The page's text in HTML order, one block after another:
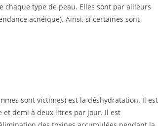
chaque type de peau. Elles sont par ailleurs
acnéique). Ainsi, si certaines sont
sont victimes) est la déshydratation. Il est
et demi à deux litres par jour. Il est